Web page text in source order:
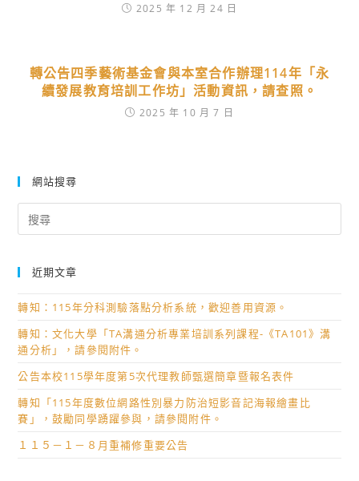
2025 年 12 月 24 日
轉公告四季藝術基金會與本室合作辦理114年「永
續發展教育培訓工作坊」活動資訊，請查照。
2025 年 10 月 7 日
網站搜尋
for:
近期文章
轉知：115年分科測驗落點分析系統，歡迎善用資源。
轉知：文化大學「TA溝通分析專業培訓系列課程-《TA101》溝
通分析」，請參閱附件。
公告本校115學年度第5次代理教師甄選簡章暨報名表件
轉知「115年度數位網路性別暴力防治短影音記海報繪畫比
賽」，鼓勵同學踴躍參與，請參閱附件。
１１５－１－８月重補修重要公告